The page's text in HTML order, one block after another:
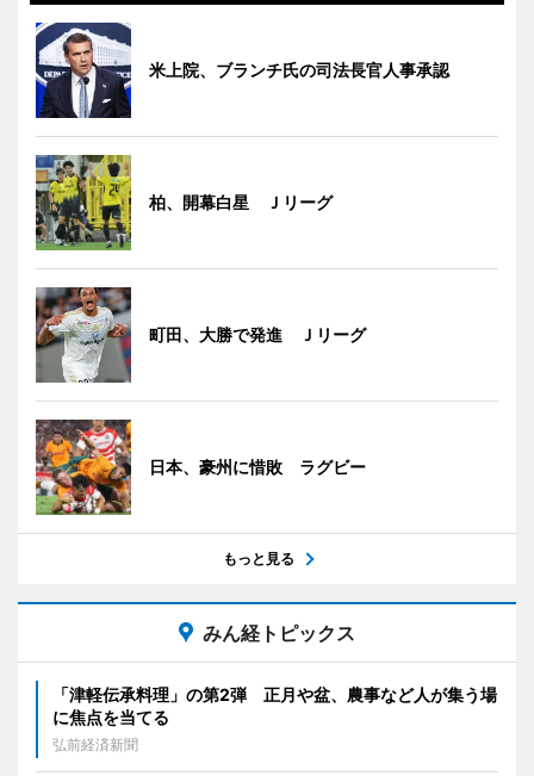
米上院、ブランチ氏の司法長官人事承認
柏、開幕白星 Ｊリーグ
町田、大勝で発進 Ｊリーグ
日本、豪州に惜敗 ラグビー
もっと見る
みん経トピックス
「津軽伝承料理」の第2弾 正月や盆、農事など人が集う場
に焦点を当てる
弘前経済新聞